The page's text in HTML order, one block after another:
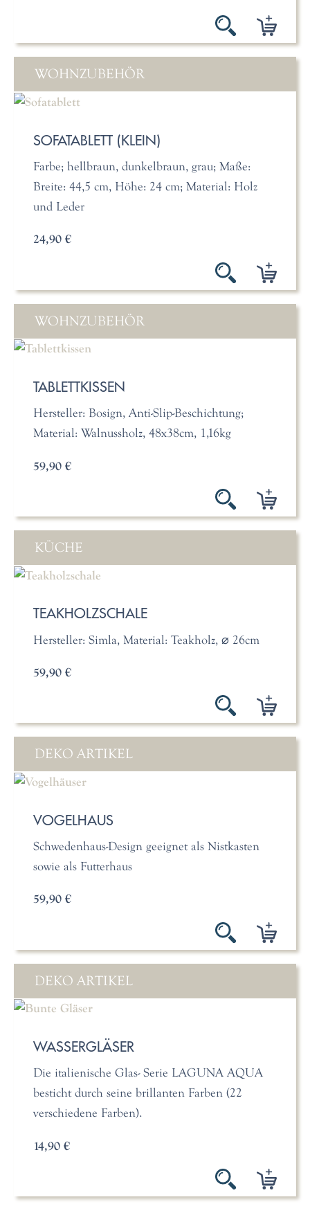
WOHNZUBEHÖR
SOFATABLETT (KLEIN)
Farbe; hellbraun, dunkelbraun, grau; Maße:
Breite: 44,5 cm, Höhe: 24 cm; Material: Holz
und Leder
24,90 €
WOHNZUBEHÖR
TABLETTKISSEN
Hersteller: Bosign, Anti-Slip-Beschichtung;
Material: Walnussholz, 48x38cm, 1,16kg
59,90 €
KÜCHE
TEAKHOLZSCHALE
Hersteller: Simla, Material: Teakholz, ⌀ 26cm
59,90 €
DEKO ARTIKEL
VOGELHAUS
Schwedenhaus-Design geeignet als Nistkasten
sowie als Futterhaus
59,90 €
DEKO ARTIKEL
WASSERGLÄSER
Die italienische Glas- Serie LAGUNA AQUA
besticht durch seine brillanten Farben (22
verschiedene Farben).
14,90 €